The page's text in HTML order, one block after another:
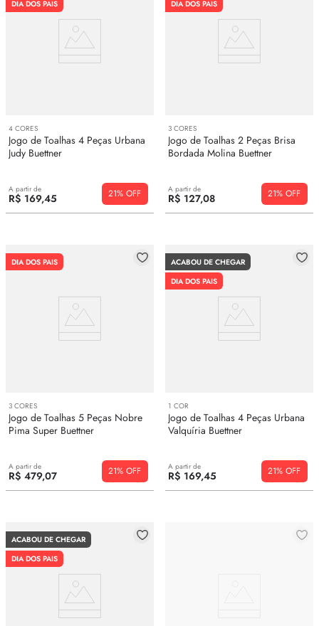
DIA DOS PAIS
4 CORES
Jogo de Toalhas 4 Peças Urbana
Judy Buettner
A partir de
R$ 169,45 21%
DIA DOS PAIS
3 CORES
Jogo de Toalhas 2 Peças Brisa
Bordada Molina Buettner
A partir de
R$ 127,08 21%
DIA DOS PAIS
3 CORES
Jogo de Toalhas 5 Peças Nobre
Pima Super Buettner
A partir de
R$ 479,07 21%
ACABOU DE CHEGAR
DIA DOS PAIS
1 COR
Jogo de Toalhas 4 Peças Urbana
Valquíria Buettner
A partir de
R$ 169,45 21%
ACABOU DE CHEGAR
DIA DOS PAIS